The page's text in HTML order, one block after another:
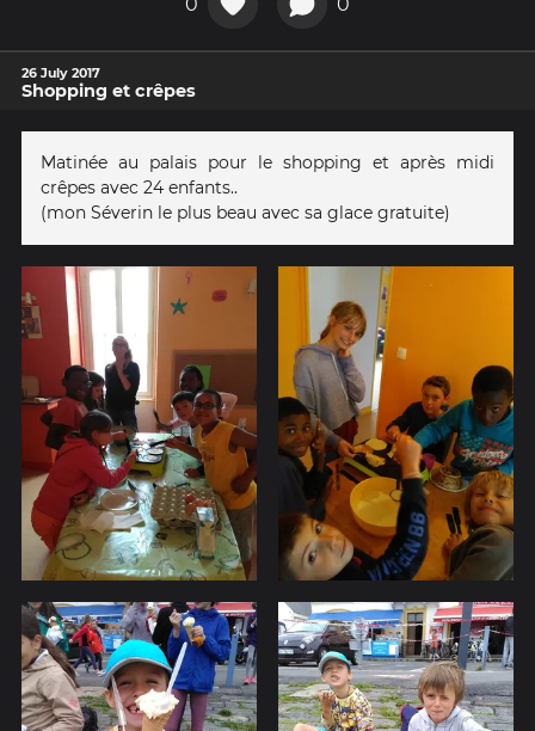
26 July 2017
Shopping et crêpes
Matinée au palais pour le shopping et après midi
crêpes avec 24 enfants..
(mon Séverin le plus beau avec sa glace gratuite)